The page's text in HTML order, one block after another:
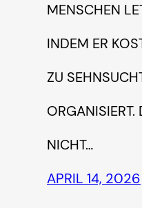
ENSCHEN
NDEM ER
U
RGANISIERT.
ICHT…
APRIL 14, 2026